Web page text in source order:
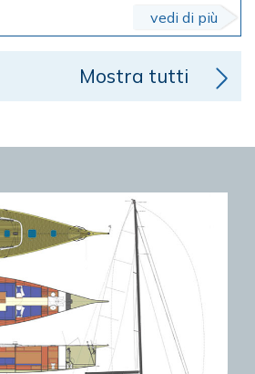
vedi di più
Mostra tutti